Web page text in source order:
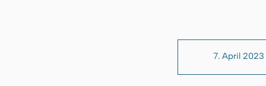
7. April 2023